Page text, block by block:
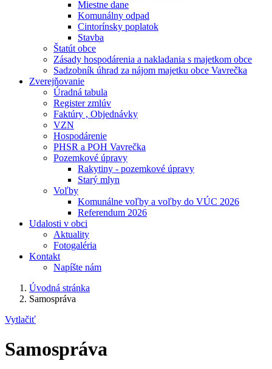
Miestne dane
Komunálny odpad
Cintorínsky poplatok
Stavba
Štatút obce
Zásady hospodárenia a nakladania s majetkom obce
Sadzobník úhrad za nájom majetku obce Vavrečka
Zverejňovanie
Úradná tabula
Register zmlúv
Faktúry , Objednávky
VZN
Hospodárenie
PHSR a POH Vavrečka
Pozemkové úpravy
Rakytiny - pozemkové úpravy
Starý mlyn
Voľby
Komunálne voľby a voľby do VÚC 2026
Referendum 2026
Udalosti v obci
Aktuality
Fotogaléria
Kontakt
Napíšte nám
Úvodná stránka
Samospráva
Vytlačiť
Samospráva